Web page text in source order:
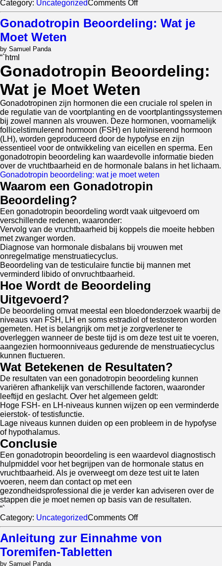
Category: UncategorizedComments Offon
L’Essentiel
du
Tren
Optimiser
vos
Sportives
Gonadotropin Beoordeling: Wat je
Moet Weten
by Samuel Panda
“`html
Gonadotropin Beoordeling:
Wat je Moet Weten
Gonadotropinen zijn hormonen die een cruciale rol spelen in
de regulatie van de voortplanting en de voortplantingssystemen
bij zowel mannen als vrouwen. Deze hormonen, voornamelijk
follicelstimulerend hormoon (FSH) en luteïniserend hormoon
(LH), worden geproduceerd door de hypofyse en zijn
essentieel voor de ontwikkeling van eicellen en sperma. Een
gonadotropin beoordeling kan waardevolle informatie bieden
over de vruchtbaarheid en de hormonale balans in het lichaam.
Gonadotropin beoordeling: wat je moet weten
Waarom een Gonadotropin
Beoordeling?
Een gonadotropin beoordeling wordt vaak uitgevoerd om
verschillende redenen, waaronder:
Vervolg van de vruchtbaarheid bij koppels die moeite hebben
met zwanger worden.
Diagnose van hormonale disbalans bij vrouwen met
onregelmatige menstruatiecyclus.
Beoordeling van de testiculaire functie bij mannen met
verminderd libido of onvruchtbaarheid.
Hoe Wordt de Beoordeling
Uitgevoerd?
De beoordeling omvat meestal een bloedonderzoek waarbij de
niveaus van FSH, LH en soms estradiol of testosteron worden
gemeten. Het is belangrijk om met je zorgverlener te
overleggen wanneer de beste tijd is om deze test uit te voeren,
aangezien hormoonniveaus gedurende de menstruatiecyclus
kunnen fluctueren.
Wat Betekenen de Resultaten?
De resultaten van een gonadotropin beoordeling kunnen
variëren afhankelijk van verschillende factoren, waaronder
leeftijd en geslacht. Over het algemeen geldt:
Hoge FSH- en LH-niveaus kunnen wijzen op een verminderde
eierstok- of testisfunctie.
Lage niveaus kunnen duiden op een probleem in de hypofyse
of hypothalamus.
Conclusie
Een gonadotropin beoordeling is een waardevol diagnostisch
hulpmiddel voor het begrijpen van de hormonale status en
vruchtbaarheid. Als je overweegt om deze test uit te laten
voeren, neem dan contact op met een
gezondheidsprofessional die je verder kan adviseren over de
stappen die je moet nemen op basis van de resultaten.
“`
Category: UncategorizedComments Offon
Gonadotropin
Beoordeling:
Wat
Anleitung zur Einnahme von
Toremifen-Tabletten
by Samuel Panda